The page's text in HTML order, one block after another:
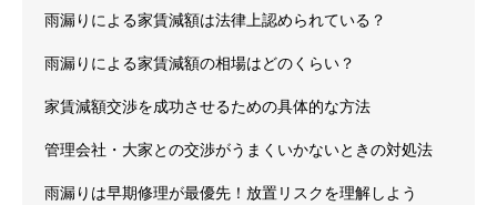
雨漏りによる家賃減額は法律上認められている？
雨漏りによる家賃減額の相場はどのくらい？
家賃減額交渉を成功させるための具体的な方法
管理会社・大家との交渉がうまくいかないときの対処法
雨漏りは早期修理が最優先！放置リスクを理解しよう